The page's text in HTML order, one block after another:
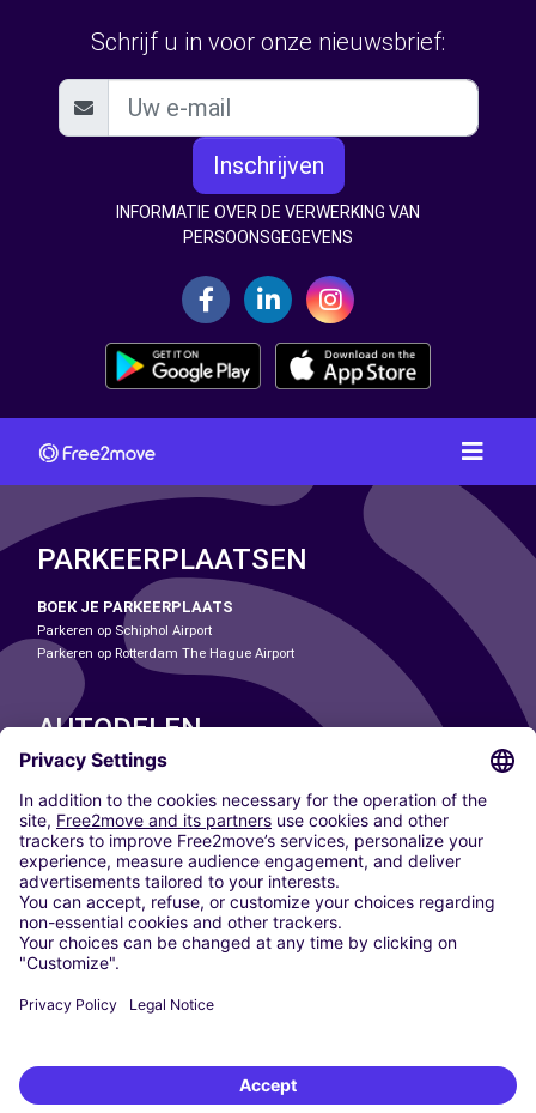
Schrijf u in voor onze nieuwsbrief:
Inschrijven
INFORMATIE OVER DE VERWERKING VAN
PERSOONSGEGEVENS
PARKEERPLAATSEN
BOEK JE PARKEERPLAATS
Parkeren op Schiphol Airport
Parkeren op Rotterdam The Hague Airport
AUTODELEN
ONZE STEDEN
Paris
Madrid
Washington DC
Milaan
Rome
Turijn
Wenen
Berlijn
Düsseldorf